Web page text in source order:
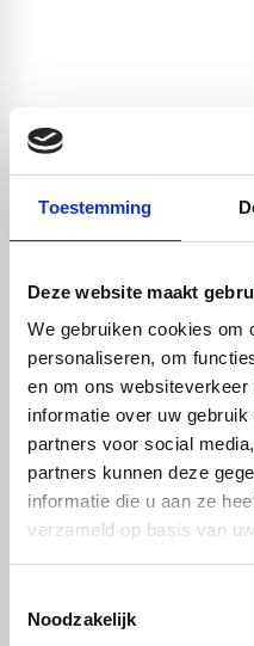
Toestemming
Deze website maakt
We gebruiken cookies om
personaliseren, om
en om ons
informatie over uw
partners voor social
partners kunnen deze
informatie die u aan ze
verzameld op basis van
Noodzakelijk